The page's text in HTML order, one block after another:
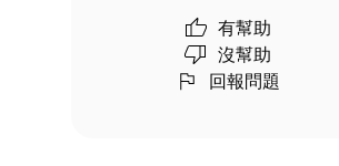
有幫助
沒幫助
回報問題